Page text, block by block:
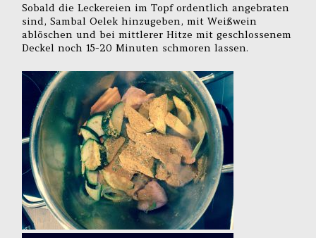
Sobald die Leckereien im Topf ordentlich angebraten
sind, Sambal Oelek hinzugeben, mit Weißwein
ablöschen und bei mittlerer Hitze mit geschlossenem
Deckel noch 15-20 Minuten schmoren lassen.